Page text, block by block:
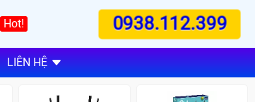
Hot! 0938.112.399
LIÊN HỆ